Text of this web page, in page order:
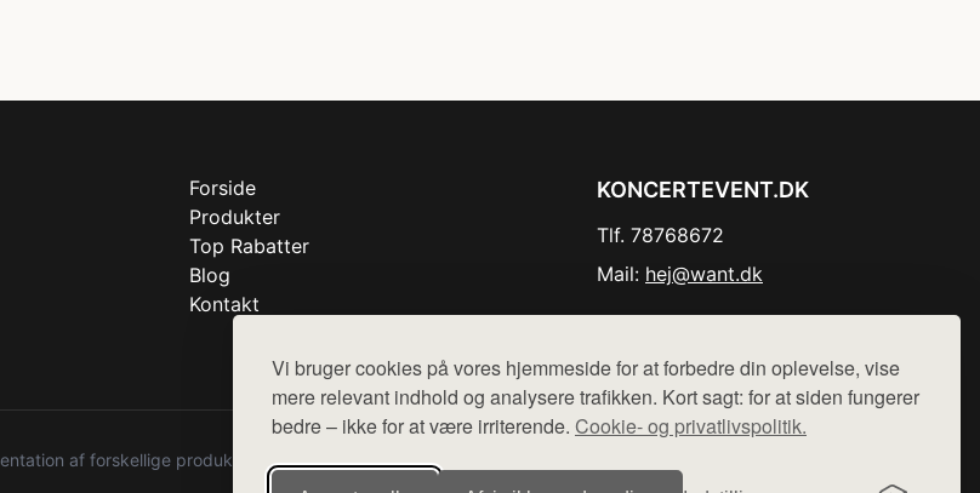
Vi bruger cookies på vores hjemmeside for at forbedre din oplevelse, vise
mere relevant indhold og analysere trafikken. Kort sagt: for at siden fungerer
bedre – ikke for at være irriterende. Cookie- og privatlivspolitik.
Forside
Produkter
Top Rabatter
Blog
Kontakt
KONCERTEVENT.DK
Tlf. 78768672
Mail: hej@want.dk
af forskellige produkter fra diverse webshops. Der sælges ikke varer fra denne side - vi henviser til de shops,